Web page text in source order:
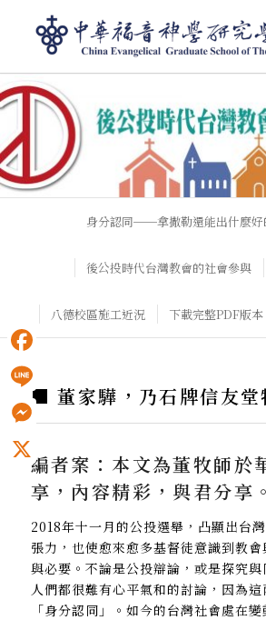
【華神院訊】2019年6月-1
身分認同──拿撒勒還能出什麼好
後公投時代台灣教會的社會參與
八德校區施工近況 下載完整PDF版本
■ 董家驊，乃石牌信友堂
編者案：本文為董牧師於
享，內容精彩，與君分享。
2018年十一月的公投選舉，凸顯出台
張力，也使愈來愈多基督徒意識到教
與必要。不論是公投辯論，或是探究與
人們都很難有心平氣和的討論，因為
「身分認同」。如今的台灣社會處在
Facebook
Line
Messenger